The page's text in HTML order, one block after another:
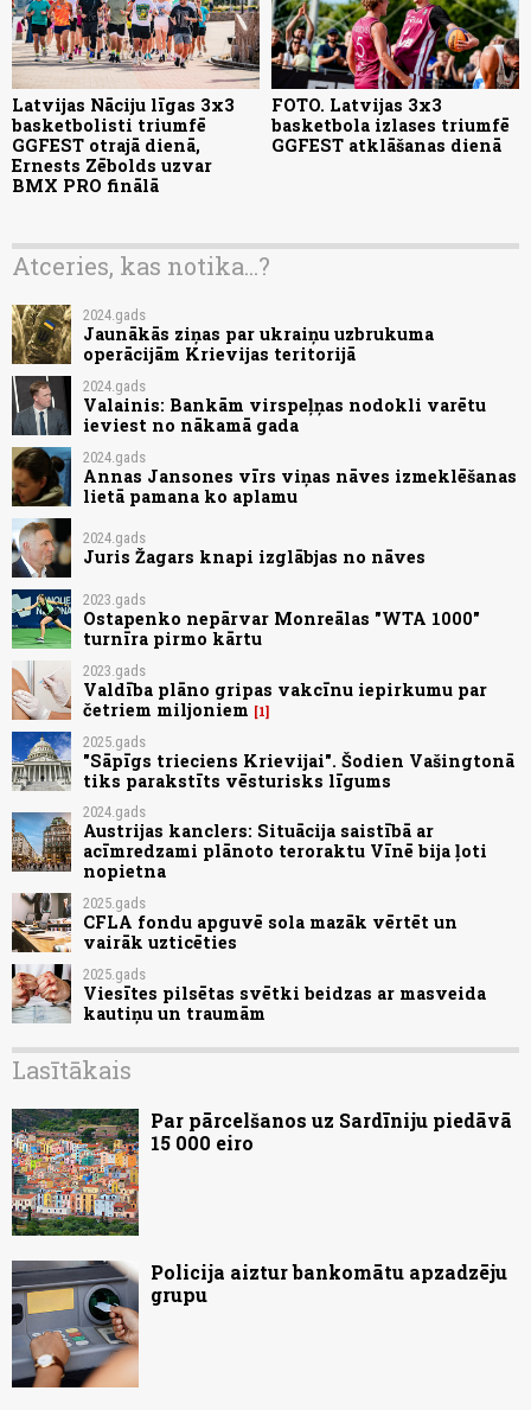
Latvijas Nāciju līgas 3x3
basketbolisti triumfē
GGFEST otrajā dienā,
Ernests Zēbolds uzvar
BMX PRO finālā
FOTO. Latvijas 3x3
basketbola izlases triumfē
GGFEST atklāšanas dienā
Atceries, kas notika...?
2024.gads
Jaunākās ziņas par ukraiņu uzbrukuma
operācijām Krievijas teritorijā
2024.gads
Valainis: Bankām virspeļņas nodokli varētu
ieviest no nākamā gada
2024.gads
Annas Jansones vīrs viņas nāves izmeklēšanas
lietā pamana ko aplamu
2024.gads
Juris Žagars knapi izglābjas no nāves
2023.gads
Ostapenko nepārvar Monreālas "WTA 1000"
turnīra pirmo kārtu
2023.gads
Valdība plāno gripas vakcīnu iepirkumu par
četriem miljoniem
1
2025.gads
"Sāpīgs trieciens Krievijai". Šodien Vašingtonā
tiks parakstīts vēsturisks līgums
2024.gads
Austrijas kanclers: Situācija saistībā ar
acīmredzami plānoto teroraktu Vīnē bija ļoti
nopietna
2025.gads
CFLA fondu apguvē sola mazāk vērtēt un
vairāk uzticēties
2025.gads
Viesītes pilsētas svētki beidzas ar masveida
kautiņu un traumām
Lasītākais
Par pārcelšanos uz Sardīniju piedāvā
15 000 eiro
Policija aiztur bankomātu apzadzēju
grupu